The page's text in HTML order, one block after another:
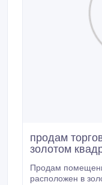
продам
золотом
Продам
расположен в